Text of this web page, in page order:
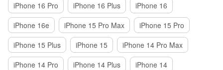
iPhone 16 Pro
iPhone 16 Plus
iPhone 16
iPhone 16e
iPhone 15 Pro Max
iPhone 15 Pro
iPhone 15 Plus
iPhone 15
iPhone 14 Pro Max
iPhone 14 Pro
iPhone 14 Plus
iPhone 14